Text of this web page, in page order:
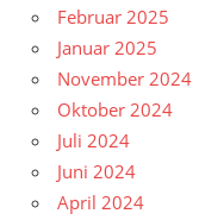
Februar 2025
Januar 2025
November 2024
Oktober 2024
Juli 2024
Juni 2024
April 2024